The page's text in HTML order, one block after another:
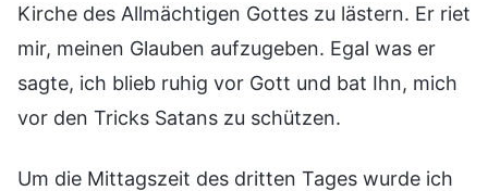
Kirche des Allmächtigen Gottes zu lästern. Er riet
mir, meinen Glauben aufzugeben. Egal was er
sagte, ich blieb ruhig vor Gott und bat Ihn, mich
vor den Tricks Satans zu schützen.
Um die Mittagszeit des dritten Tages wurde ich